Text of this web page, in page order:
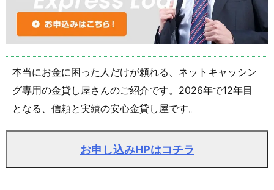
本当にお金に困った人だけが頼れる、ネットキャッシン
グ専用の金貸し屋さんのご紹介です。2026年で12年目
となる、信頼と実績の安心金貸し屋です。
お申し込みHPはコチラ